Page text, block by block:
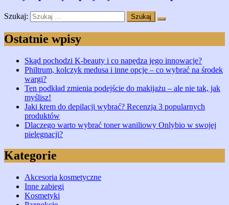
Szukaj:
Ostatnie wpisy
Skąd pochodzi K-beauty i co napędza jego innowacje?
Philtrum, kolczyk medusa i inne opcje – co wybrać na środek
wargi?
Ten podkład zmienia podejście do makijażu – ale nie tak, jak
myślisz!
Jaki krem do depilacji wybrać? Recenzja 3 popularnych
produktów
Dlaczego warto wybrać toner waniliowy Onlybio w swojej
pielęgnacji?
Kategorie
Akcesoria kosmetyczne
Inne zabiegi
Kosmetyki